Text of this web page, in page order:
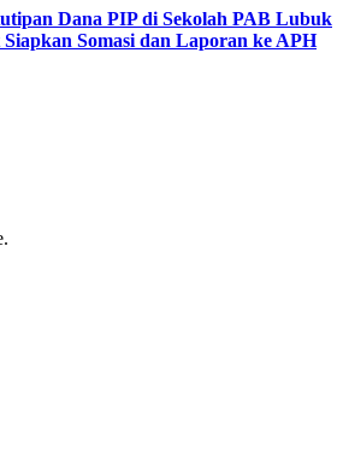
Dana PIP di Sekolah PAB Lubuk
Somasi dan Laporan ke APH